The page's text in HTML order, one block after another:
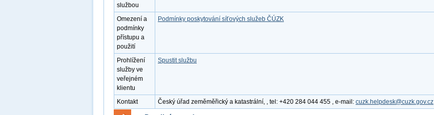
službou
Omezení a
podmínky
přístupu a
použití
Podmínky poskytování síťových služeb ČÚZK
Prohlížení
služby ve
veřejném
klientu
Spustit službu
Kontakt Český úřad zeměměřický a katastrální, , tel: +420 284 044 455 , e-mail: cuzk.helpdesk@cuzk.gov.cz